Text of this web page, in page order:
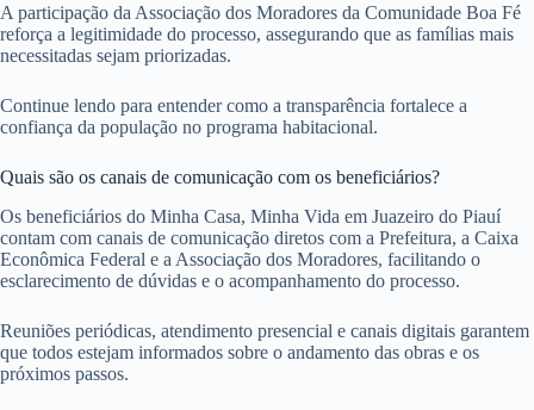
A participação da Associação dos Moradores da Comunidade Boa Fé
reforça a legitimidade do processo, assegurando que as famílias mais
necessitadas sejam priorizadas.
Continue lendo para entender como a transparência fortalece a
confiança da população no programa habitacional.
Quais são os canais de comunicação com os beneficiários?
Os beneficiários do Minha Casa, Minha Vida em Juazeiro do Piauí
contam com canais de comunicação diretos com a Prefeitura, a Caixa
Econômica Federal e a Associação dos Moradores, facilitando o
esclarecimento de dúvidas e o acompanhamento do processo.
Reuniões periódicas, atendimento presencial e canais digitais garantem
que todos estejam informados sobre o andamento das obras e os
próximos passos.